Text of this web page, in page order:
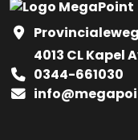
4013 CL Kapel
0344-661030